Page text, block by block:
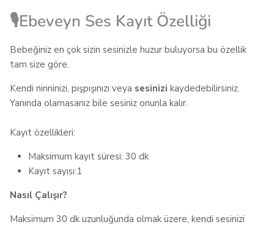
🎙️Ebeveyn Ses Kayıt Özelliği
Bebeğiniz en çok sizin sesinizle huzur buluyorsa bu özellik
tam size göre.
Kendi ninninizi, pışpışınızı veya sesinizi kaydedebilirsiniz.
Yanında olamasanız bile sesiniz onunla kalır.
Kayıt özellikleri:
Maksimum kayıt süresi: 30 dk
Kayıt sayısı:1
Nasıl Çalışır?
Maksimum 30 dk uzunluğunda olmak üzere, kendi sesinizi